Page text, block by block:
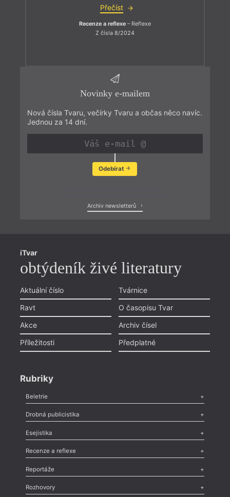
Přečíst
Recenze a reflexe – Reflexe
Z čísla 8/2024
Novinky e-mailem
Nová čísla Tvaru, večírky Tvaru a občas něco navíc.
Jednou za 14 dní.
Odebírat
Archiv newsletterů
iTvar
obtýdeník živé literatury
Aktuální číslo
Ravt
Akce
Příležitosti
Tvárnice
O časopisu Tvar
Archiv čísel
Předplatné
Rubriky
Beletrie
Poezie,Próza,Dokumenty
Drobná publicistika
Odlesk
Nekrolog,Glosa,Sloupek,Pozvánka,Literární soutěž,
Esejistika
Esej ,Pádlo,Úvaha
Recenze a reflexe
Recenze
Méně slov o próze,Celá rubrika
Reportáže
Literární zítřky
Celá rubrika
Rozhovory